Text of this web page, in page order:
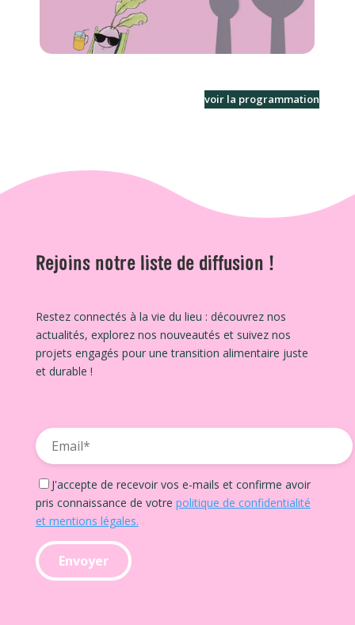
voir la programmation
Rejoins notre liste de diffusion !
Restez connectés à la vie du lieu : découvrez nos
actualités, explorez nos nouveautés et suivez nos
projets engagés pour une transition alimentaire juste
et durable !
J'accepte de recevoir vos e-mails et confirme avoir
pris connaissance de votre politique de confidentialité
et mentions légales.